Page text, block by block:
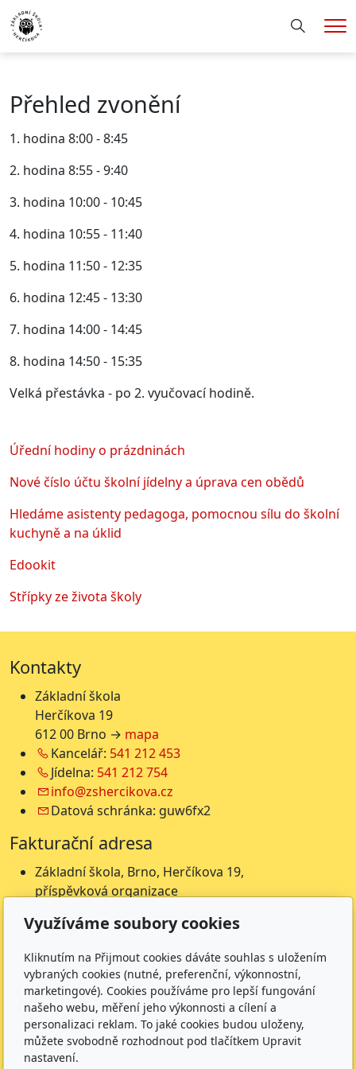
Hledání
Přehled zvonění
1. hodina 8:00 - 8:45
2. hodina 8:55 - 9:40
3. hodina 10:00 - 10:45
4. hodina 10:55 - 11:40
5. hodina 11:50 - 12:35
6. hodina 12:45 - 13:30
7. hodina 14:00 - 14:45
8. hodina 14:50 - 15:35
Velká přestávka - po 2. vyučovací hodině.
Úřední hodiny o prázdninách
Nové číslo účtu školní jídelny a úprava cen obědů
Hledáme asistenty pedagoga, pomocnou sílu do školní
kuchyně a na úklid
Edookit
Střípky ze života školy
Kontakty
Základní škola
Herčíkova 19
612 00 Brno → mapa
Kancelář: 541 212 453
Jídelna: 541 212 754
info@zshercikova.cz
Datová schránka: guw6fx2
Fakturační adresa
Základní škola, Brno, Herčíkova 19,
příspěvková organizace
612 00 Brno
IČ: 62157116
Nejsme plátci DPH
Čísla účtů
Škola: 27225621/0100
Jídelna: 1027831896/0100
Využíváme soubory cookies
Kliknutím na Přijmout cookies dáváte souhlas s uložením
vybraných cookies (nutné, preferenční, výkonnostní,
marketingové). Cookies používáme pro lepší fungování
našeho webu, měření jeho výkonnosti a cílení a
personalizaci reklam. To jaké cookies budou uloženy,
můžete svobodně rozhodnout pod tlačítkem Upravit
nastavení.